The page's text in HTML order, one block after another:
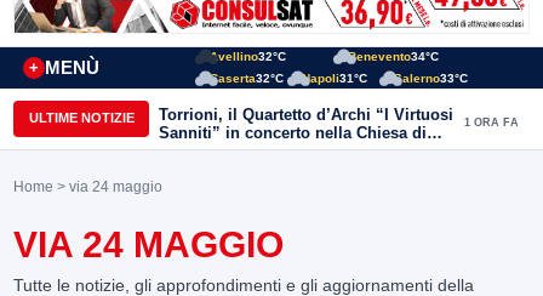
MENÙ
+
Avellino32°C Benevento34°C
Caserta32°C Napoli31°C Salerno33°C
ULTIME NOTIZIE
Torrioni, il Quartetto d’Archi “I Virtuosi
Sanniti” in concerto nella Chiesa di
San Michele Arcangelo
1 ORA FA
Home > via 24 maggio
VIA 24 MAGGIO
Tutte le notizie, gli approfondimenti e gli aggiornamenti della